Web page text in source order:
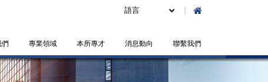
們 專業領域 本所專才 消息動向 聯繫我們